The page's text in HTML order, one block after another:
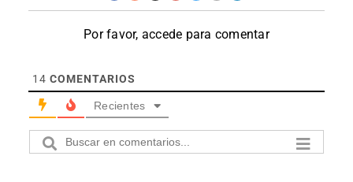
Por favor, accede para comentar
14 COMENTARIOS
Recientes